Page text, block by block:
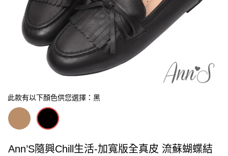
此款有以下顏色供您選擇：黑
Ann’S隨興Chill生活-加寬版全真皮 流蘇蝴蝶結